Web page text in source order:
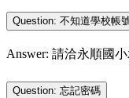
Question: 不知道學校帳
Answer: 請洽永順國
Question: 忘記密碼